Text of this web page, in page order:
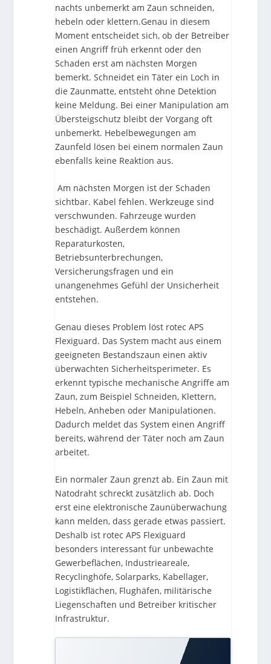
nachts unbemerkt am Zaun schneiden,
hebeln oder klettern.Genau in diesem
Moment entscheidet sich, ob der Betreiber
einen Angriff früh erkennt oder den
Schaden erst am nächsten Morgen
bemerkt. Schneidet ein Täter ein Loch in
die Zaunmatte, entsteht ohne Detektion
keine Meldung. Bei einer Manipulation am
Übersteigschutz bleibt der Vorgang oft
unbemerkt. Hebelbewegungen am
Zaunfeld lösen bei einem normalen Zaun
ebenfalls keine Reaktion aus.
Am nächsten Morgen ist der Schaden
sichtbar. Kabel fehlen. Werkzeuge sind
verschwunden. Fahrzeuge wurden
beschädigt. Außerdem können
Reparaturkosten,
Betriebsunterbrechungen,
Versicherungsfragen und ein
unangenehmes Gefühl der Unsicherheit
entstehen.
Genau dieses Problem löst rotec APS
Flexiguard. Das System macht aus einem
geeigneten Bestandszaun einen aktiv
überwachten Sicherheitsperimeter. Es
erkennt typische mechanische Angriffe am
Zaun, zum Beispiel Schneiden, Klettern,
Hebeln, Anheben oder Manipulationen.
Dadurch meldet das System einen Angriff
bereits, während der Täter noch am Zaun
arbeitet.
Ein normaler Zaun grenzt ab. Ein Zaun mit
Natodraht schreckt zusätzlich ab. Doch
erst eine elektronische Zaunüberwachung
kann melden, dass gerade etwas passiert.
Deshalb ist rotec APS Flexiguard
besonders interessant für unbewachte
Gewerbeflächen, Industrieareale,
Recyclinghöfe, Solarparks, Kabellager,
Logistikflächen, Flughäfen, militärische
Liegenschaften und Betreiber kritischer
Infrastruktur.